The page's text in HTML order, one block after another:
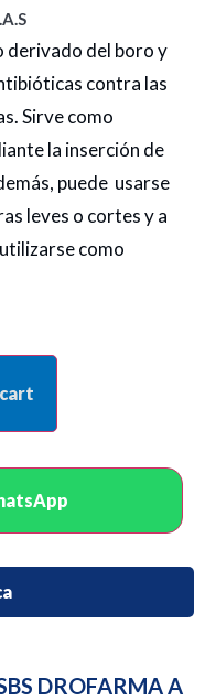
derivado del boro y
contra las
Sirve como
la inserción de
puede usarse
leves o cortes y a
como
DROFARMA A